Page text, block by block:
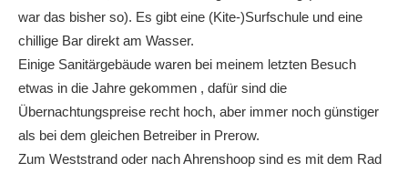
war das bisher so). Es gibt eine (Kite-)Surfschule und eine
chillige Bar direkt am Wasser.
Einige Sanitärgebäude waren bei meinem letzten Besuch
etwas in die Jahre gekommen , dafür sind die
Übernachtungspreise recht hoch, aber immer noch günstiger
als bei dem gleichen Betreiber in Prerow.
Zum Weststrand oder nach Ahrenshoop sind es mit dem Rad